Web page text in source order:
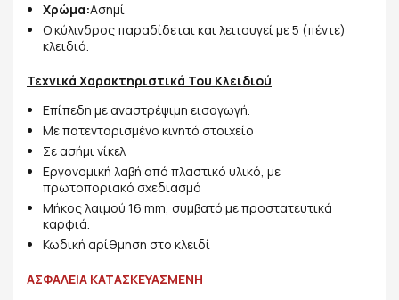
Χρώμα:Ασημί
Ο κύλινδρος παραδίδεται και λειτουγεί με 5 (πέντε)
κλειδιά.
Τεχνικά Χαρακτηριστικά Του Κλειδιού
Επίπεδη με αναστρέψιμη εισαγωγή.
Με πατενταρισμένο κινητό στοιχείο
Σε ασήμι νίκελ
Εργονομική λαβή από πλαστικό υλικό, με
πρωτοποριακό σχεδιασμό
Μήκος λαιμού 16 mm, συμβατό με προστατευτικά
καρφιά.
Κωδική αρίθμηση στο κλειδί
ΑΣΦΑΛΕΙΑ ΚΑΤΑΣΚΕΥΑΣΜΕΝΗ